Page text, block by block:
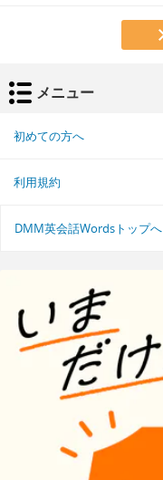
メニュー
初めての方へ
利用規約
DMM英会話Wordsトップへ